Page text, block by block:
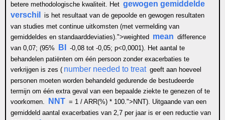
betere methodologische kwaliteit. Het gewogen gemiddelde
verschil
is het resultaat van de gepoolde en gewogen resultaten
van studies met continue uitkomsten (met vermelding van
gemiddeldes en standaarddeviaties).">weighted mean difference
van 0,07; (95%
BI
-0,08 tot -0,05; p<0,0001). Het aantal te
behandelen patiënten om één persoon zonder exacerbaties te
verkrijgen is zes ( number needed to treat geeft aan hoeveel
personen moeten worden behandeld gedurende de bestudeerde
termijn om één extra geval van een bepaalde ziekte te genezen of te
voorkomen.
NNT = 1 / ARR(%) * 100."> NNT). Uitgaande van een
gemiddeld aantal exacerbaties van 2,7 per jaar is er een reductie van